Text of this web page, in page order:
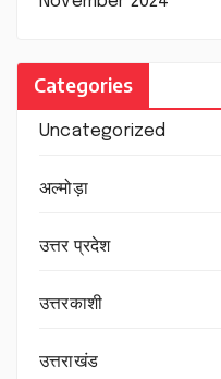
Categories
Uncategorized
अल्मोड़ा
उत्तर प्रदेश
उत्तरकाशी
उत्तराखंड